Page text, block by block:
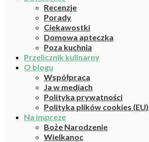
Recenzje
Porady
Ciekawostki
Domowa apteczka
Poza kuchnią
Przelicznik kulinarny
O blogu
Współpraca
Ja w mediach
Polityka prywatności
Polityka plików cookies (EU)
Na imprezę
Boże Narodzenie
Wielkanoc